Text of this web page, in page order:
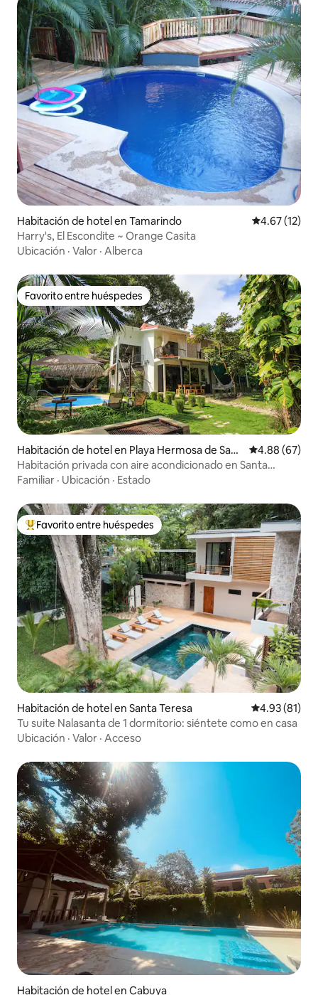
Habitación de hotel en Tamarindo Calificación
4.67 (12)
Harry's, El Escondite ~ Orange Casita
Ubicación · Valor · Alberca
Favorito entre huéspedes
Favorito entre huéspedes
Habitación de hotel en Playa Hermosa de Sant
a Teresa
Calificación
4.88 (67)
Habitación privada con aire acondicionado en Santa
Teresa
Familiar · Ubicación · Estado
De los mejores en Favorito entre huéspedes
Favorito entre huéspedes
Habitación de hotel en Santa Teresa Calificación
4.93 (81)
Tu suite Nalasanta de 1 dormitorio: siéntete como en casa
Ubicación · Valor · Acceso
Habitación de hotel en Cabuya